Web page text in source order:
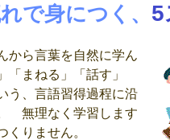
で身につく、 5
から言葉を自然に学ん
「まねる」「話す」
う、言語習得過程に沿
無理なく学習します
くりません。